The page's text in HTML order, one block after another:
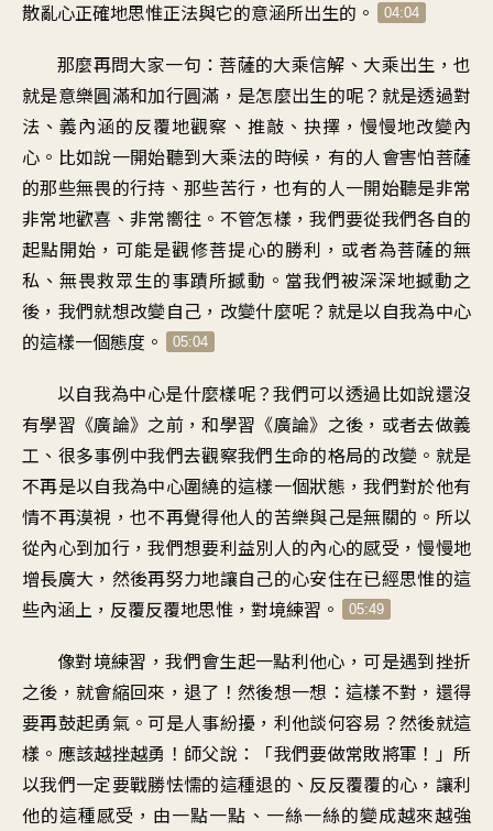
散亂心正確地思惟正法與它的意涵所出生的 。 04:04
那麼再問大家一句 ： 菩薩的大乘信解 、 大乘出生 ，也
就是意樂圓滿和加行圓滿 ， 是怎麼出生的呢？ 就是透過對
法、義內涵的反覆地觀察 、 推敲、抉擇 ， 慢慢地改變內
心 。 比如說一開始聽到大乘法的時候 ， 有的人會害怕菩薩
的那些無畏的行持 、那些苦行 ， 也有的人一開始聽是非常
非常地歡喜 、非常嚮往 。 不管怎樣 ，我們要從我們各自的
起點開始 ， 可能是觀修菩提心的勝利 ， 或者為菩薩的無
私、無畏救眾生的事蹟所撼動 。 當我們被深深地撼動之
後 ， 我們就想改變自己 ， 改變什麼呢？ 就是以自我為中心
的這樣一個態度 。 05:04
以自我為中心是什麼樣呢？我們可以透過比如說還沒
有學習《廣論》之前 ，和學習《廣論》之後 ， 或者去做義
工 、 很多事例中我們去觀察我們生命的格局的改變 。 就是
不再是以自我為中心圍繞的這樣一個狀態 ，我們對於他有
情不再漠視 ，也不再覺得他人的苦樂與己是無關的 。 所以
從內心到加行 ，我們想要利益別人的內心的感受 ，慢慢地
增長廣大 ， 然後再努力地讓自己的心安住在已經思惟的這
些內涵上 ， 反覆反覆地思惟 ， 對境練習 。 05:49
像對境練習 ，我們會生起一點利他心 ， 可是遇到挫折
之後 ，就會縮回來 ， 退了 ！然後想一想 ： 這樣不對 ， 還得
要再鼓起勇氣 。 可是人事紛擾 ， 利他談何容易 ？然後就這
樣 。 應該越挫越勇 ！ 師父說 ：「我們要做常敗將軍 ！」所
以我們一定要戰勝怯懦的這種退的 、 反反覆覆的心 ， 讓利
他的這種感受 ， 由一點一點 、 一絲一絲的變成越來越強